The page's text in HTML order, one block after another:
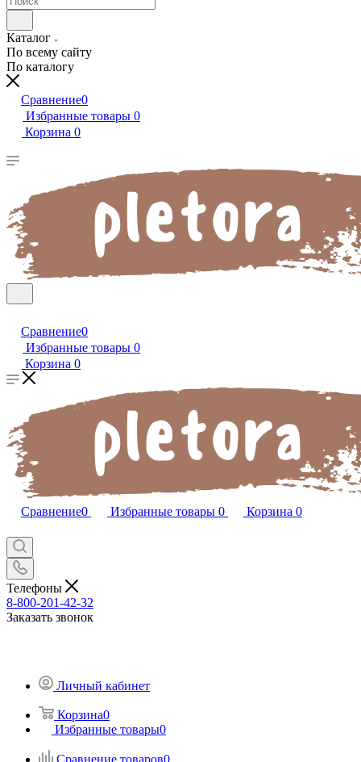
Каталог
По всему сайту
По каталогу
Сравнение0
Избранные товары 0
Корзина 0
Сравнение0
Избранные товары 0
Корзина 0
Сравнение0 Избранные товары 0 Корзина 0
Телефоны
8-800-201-42-32
Заказать звонок
Личный кабинет
Корзина0
Избранные товары0
Сравнение товаров0